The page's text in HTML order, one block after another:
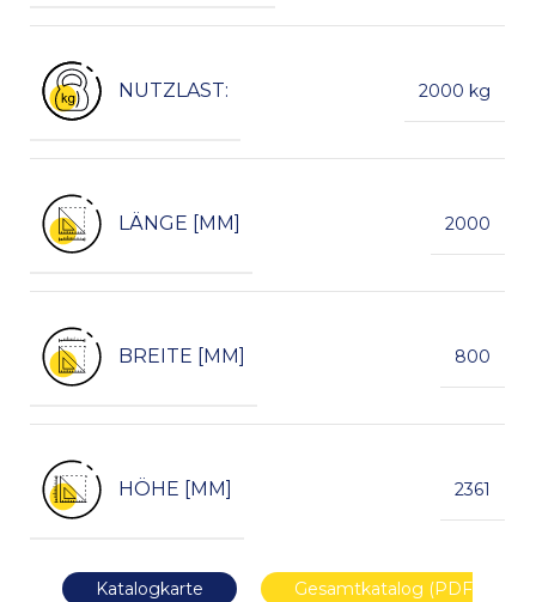
NUTZLAST: 2000 kg
LÄNGE [MM] 2000
BREITE [MM] 800
HÖHE [MM] 2361
Katalogkarte
Gesamtkatalog (PDF